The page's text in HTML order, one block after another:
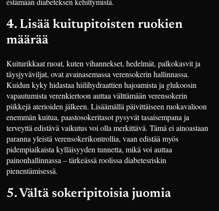
4. Lisää kuitupitoisten ruokien
määrää
Kuiturikkaat ruoat, kuten vihannekset, hedelmät, palkokasvit ja
täysjyväviljat, ovat avainasemassa verensokerin hallinnassa.
Kuidun kyky hidastaa hiilihydraattien hajoamista ja glukoosin
vapautumista verenkiertoon auttaa välttämään verensokerin
piikkejä aterioiden jälkeen. Lisäämällä päivittäiseen ruokavalioon
enemmän kuitua, paastosokeritasot pysyvät tasaisempana ja
terveyttä edistävä vaikutus voi olla merkittävä. Tämä ei ainoastaan
paranna yleistä verensokerikontrollia, vaan edistää myös
pidempiaikaista kylläisyyden tunnetta, mikä voi auttaa
painonhallinnassa – tärkeässä roolissa diabetesriskin
pienentämisessä.
5. Vältä sokeripitoisia juomia